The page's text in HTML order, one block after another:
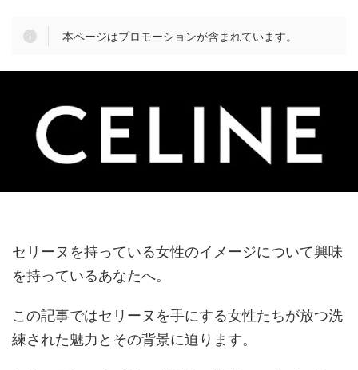
本ページはプロモーションが含まれています。
セリーヌを持っている女性のイメージについて興味
を持っているあなたへ。
この記事ではセリーヌを手にする女性たちが放つ洗
練された魅力とその背景に迫ります。